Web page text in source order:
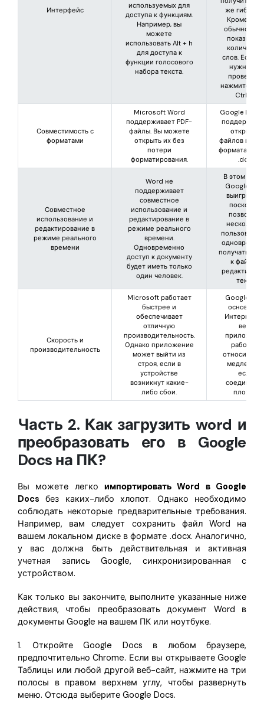
Интерфейс
используемых для
доступа к функциям.
Например, вы
можете
использовать Alt + h
для доступа к
функции голосового
набора текста.
же
Кроме
обычно он
слов. Если
нужно это
проверить,
нажмите
Ctrl+C.
Совместимость с
форматами
Microsoft Word
поддерживает PDF-
файлы. Вы можете
открыть их без
потери
форматирования.
Google Docs
открытие
файлов в
форматах,
.doc.
Совместное
использование и
редактирование в
режиме реального
времени
Word не
поддерживает
совместное
использование и
редактирование в
режиме реального
времени.
Одновременно
доступ к документу
будет иметь только
один человек.
В этом
Google
поскольку
позволяет
получать
к файлу и
текст.
Скорость и
производительность
Microsoft работает
быстрее и
обеспечивает
отличную
производительность.
Однако приложение
может выйти из
строя, если в
устройстве
возникнут какие-
либо сбои.
Google
основан на
Интернете,
веб-
работает
если
плохое.
Часть 2. Как загрузить word и
преобразовать его в Google
Docs на ПК?
Вы можете легко
импортировать Word в Google
Docs
без каких-либо хлопот. Однако необходимо
соблюдать некоторые предварительные требования.
Например, вам следует сохранить файл Word на
вашем локальном диске в формате .docx. Аналогично,
у вас должна быть действительная и активная
учетная запись Google, синхронизированная с
устройством.
Как только вы закончите, выполните указанные ниже
действия, чтобы преобразовать документ Word в
документы Google на вашем ПК или ноутбуке.
1. Откройте Google Docs в любом браузере,
предпочтительно Chrome. Если вы открываете Google
Таблицы или любой другой веб-сайт, нажмите на три
полосы в правом верхнем углу, чтобы развернуть
меню. Отсюда выберите Google Docs.